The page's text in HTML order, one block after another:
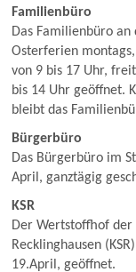
Familienbüro
Das Familienbüro
Osterferien
von 9 bis 17 Uhr,
bis 14 Uhr geöffnet.
bleibt das
Bürgerbüro
Das Bürgerbüro im
April, ganztägig
KSR
Der Wertstoffhof
Recklinghausen
19.April, geöffnet.